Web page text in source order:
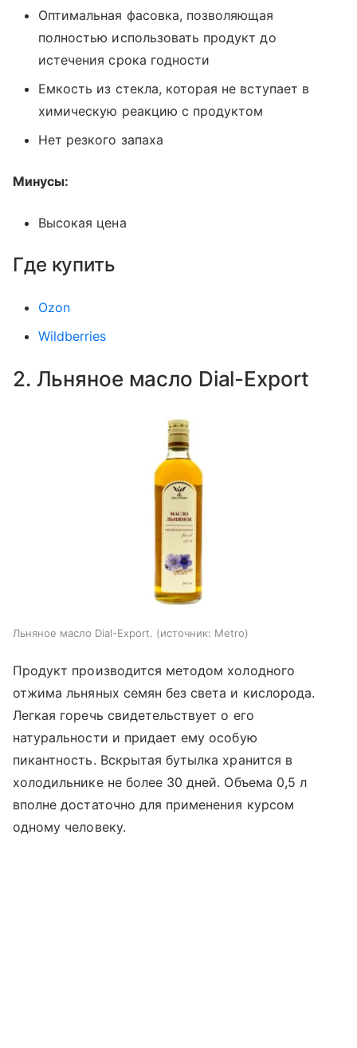
Оптимальная фасовка, позволяющая
полностью использовать продукт до
истечения срока годности
Емкость из стекла, которая не вступает в
химическую реакцию с продуктом
Нет резкого запаха
Минусы:
Высокая цена
Где купить
Ozon
Wildberries
2. Льняное масло Dial-Export
Льняное масло Dial-Export. источник: Metro
Продукт производится методом холодного
отжима льняных семян без света и кислорода.
Легкая горечь свидетельствует о его
натуральности и придает ему особую
пикантность. Вскрытая бутылка хранится в
холодильнике не более 30 дней. Объема 0,5 л
вполне достаточно для применения курсом
одному человеку.